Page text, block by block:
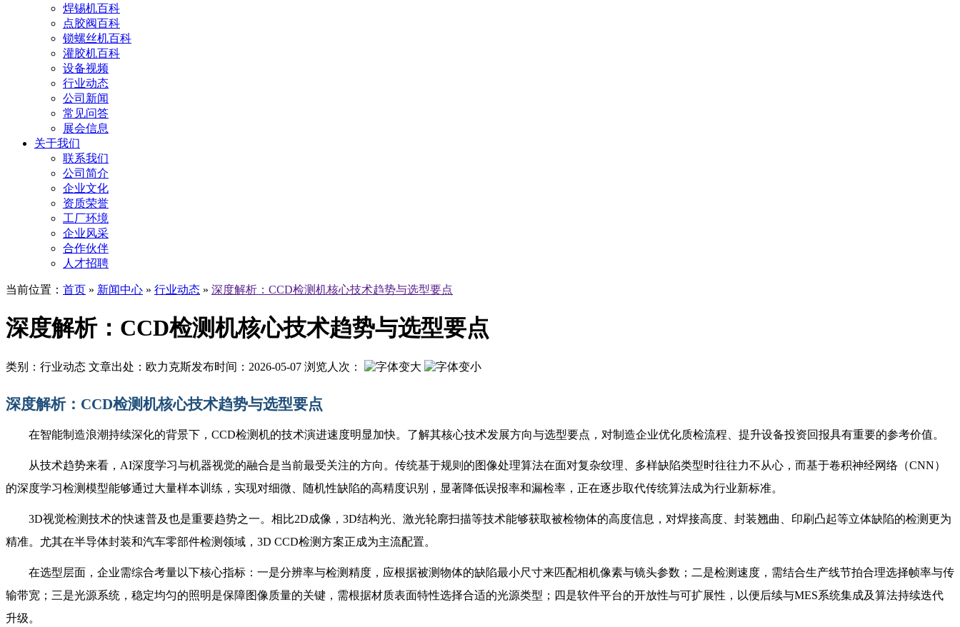
焊锡机百科
点胶阀百科
锁螺丝机百科
灌胶机百科
设备视频
行业动态
公司新闻
常见问答
展会信息
关于我们
联系我们
公司简介
企业文化
资质荣誉
工厂环境
企业风采
合作伙伴
人才招聘
当前位置： 首页 » 新闻中心 » 行业动态 » 深度解析：CCD检测机核心技术趋势与选型要点
深度解析：CCD检测机核心技术趋势与选型要点
类别：行业动态 文章出处：欧力克斯发布时间：2026-05-07 浏览人次：
深度解析： CCD检测机核心技术趋势与选型要点
在智能制造浪潮持续深化的背景下， CCD检测机的技术演进速度明显加快。了解其核心技术发展方向与选型要点，对制造企业优化质检流程、提升设备投资回报具有重要的参考价值。
从技术趋势来看， AI深度学习与机器视觉的融合是当前最受关注的方向。传统基于规则的图像处理算法在面对复杂纹理、多样缺陷类型时往往力不从心，而基于卷积神经网络（CNN）
的深度学习检测模型能够通过大量样本训练，实现对细微、随机性缺陷的高精度识别，显著降低误报率和漏检率，正在逐步取代传统算法成为行业新标准。
3D视觉检测技术的快速普及也是重要趋势之一。相比2D成像，3D结构光、激光轮廓扫描等技术能够获取被检物体的高度信息，对焊接高度、封装翘曲、印刷凸起等立体缺陷的检测更为
精准。尤其在半导体封装和汽车零部件检测领域，3D CCD检测方案正成为主流配置。
在选型层面，企业需综合考量以下核心指标：一是分辨率与检测精度，应根据被测物体的缺陷最小尺寸来匹配相机像素与镜头参数；二是检测速度，需结合生产线节拍合理选择帧率与传
输带宽；三是光源系统，稳定均匀的照明是保障图像质量的关键，需根据材质表面特性选择合适的光源类型；四是软件平台的开放性与可扩展性，以便后续与MES系统集成及算法持续迭代
升级。